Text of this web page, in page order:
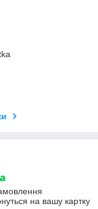
на вашу картку